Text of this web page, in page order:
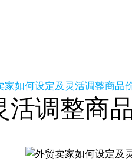
家如何设定及灵活调整商品
调整商